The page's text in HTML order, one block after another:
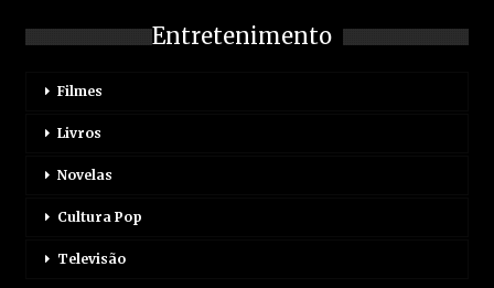
Entretenimento
Filmes
Livros
Novelas
Cultura Pop
Televisão